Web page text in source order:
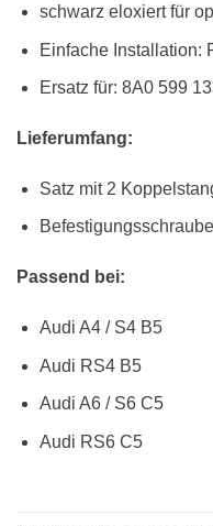
schwarz eloxiert für
Einfache Installation:
Ersatz für: 8A0 599
Lieferumfang:
Satz mit 2
Passend bei:
Audi A4 / S4 B5
Audi RS4 B5
Audi A6 / S6 C5
Audi RS6 C5